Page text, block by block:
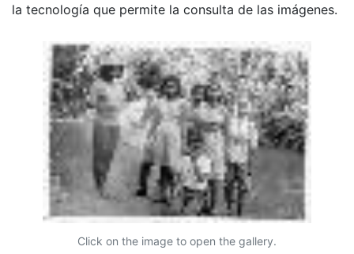
la tecnología que permite la consulta de las imágenes.
Click on the image to open the gallery.